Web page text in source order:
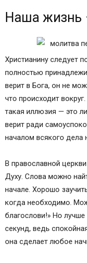
Наша жизнь
Христианину следует
полностью
верит в Бога, он не
что происходит
такая иллюзия — это
верит ради
началом всякого дела
В православной
Духу. Слова можно
начале. Хорошо
когда необходимо.
благослови!» Но лучше
секунд, ведь
она сделает любое